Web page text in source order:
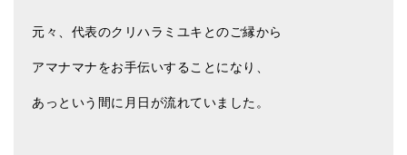
プレミアム・ティンシャ（L・M）
ベーシック・ティンシャ（4種）
ティンシャケース
元々、代表のクリハラミユキとのご縁から
アマナマナをお手伝いすることになり、
あっという間に月日が流れていました。